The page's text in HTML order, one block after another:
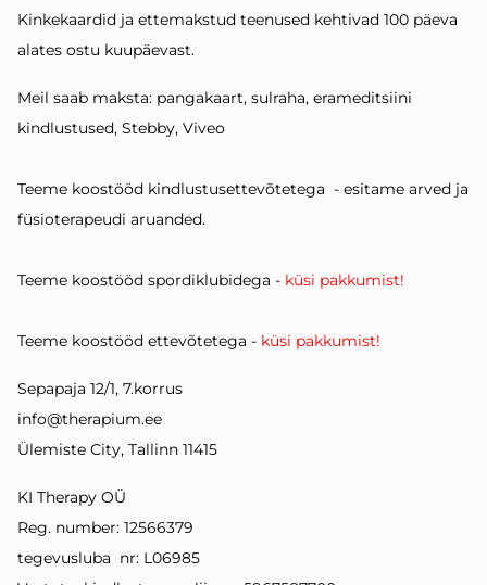
Kinkekaardid ja ettemakstud teenused kehtivad 100 päeva
alates ostu kuupäevast.
Meil saab maksta: pangakaart, sulraha, erameditsiini
kindlustused, Stebby, Viveo
Teeme koostööd kindlustusettevõtetega - esitame arved ja
füsioterapeudi aruanded.
Teeme koostööd spordiklubidega - küsi pakkumist!
Teeme koostööd ettevõtetega - küsi pakkumist!
Sepapaja 12/1, 7.korrus
info@therapium.ee
Ülemiste City, Tallinn 11415
KI Therapy OÜ
Reg. number: 12566379
tegevusluba nr: L06985